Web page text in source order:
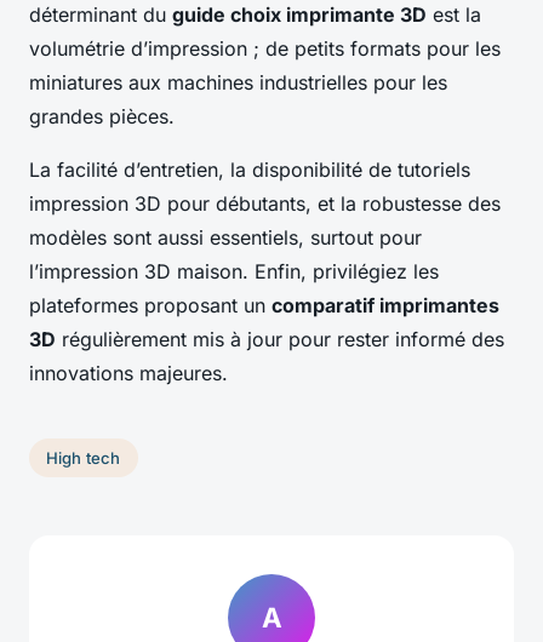
déterminant du guide choix imprimante 3D est la
volumétrie d’impression ; de petits formats pour les
miniatures aux machines industrielles pour les
grandes pièces.
La facilité d’entretien, la disponibilité de tutoriels
impression 3D pour débutants, et la robustesse des
modèles sont aussi essentiels, surtout pour
l’impression 3D maison. Enfin, privilégiez les
plateformes proposant un comparatif imprimantes
3D régulièrement mis à jour pour rester informé des
innovations majeures.
High tech
A